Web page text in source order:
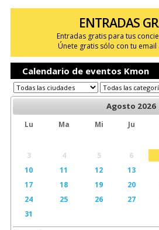
ENTRADAS
Entradas gratis para tus
Únete gratis sólo con tu email
Calendario de eventos Kmon
Agosto 2026
Lu Ma Mi Ju
3
4 5 6
10
11 12 13
17
18 19 20
24
25 26 27
31